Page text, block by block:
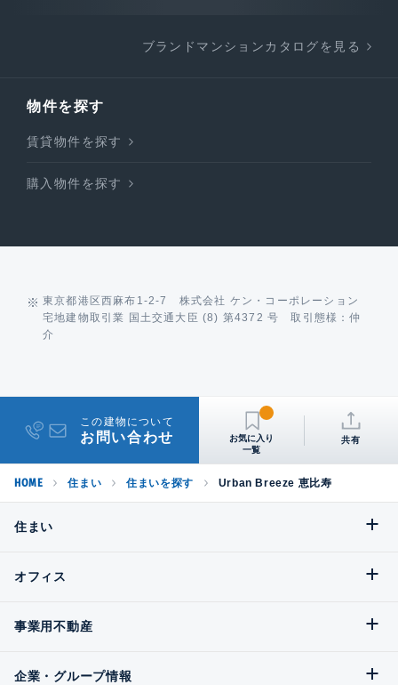
ブランドマンションカタログを見る
物件を探す
賃貸物件を探す
購入物件を探す
東京都港区西麻布1-2-7 株式会社 ケン・コーポレーション
宅地建物取引業 国土交通大臣 (8) 第4372 号 取引態様：仲
介
この建物について
お問い合わせ 共有
HOME 住まい 住まいを探す Urban Breeze 恵比寿
住まい
オフィス
事業用不動産
企業・グループ情報